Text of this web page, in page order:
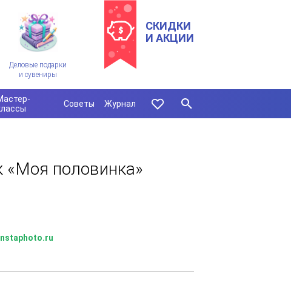
Деловые подарки
и сувениры
СКИДКИ
И АКЦИИ
Советы Журнал
«Моя половинка»